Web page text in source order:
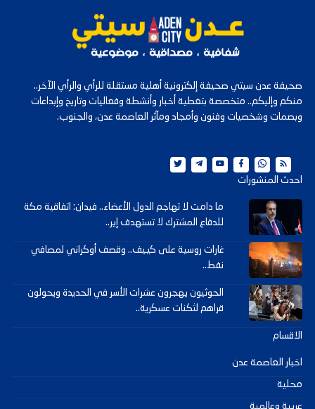
صحيفة عدن سيتي صحيفة إلكترونية أهلية مستقلة للرأي والرأي الآخر..
منكم وإليكم.. متخصصة بتغطية أخبار وأنشطة وفعاليات وتاريخ وإبداعات
وبصمات وشخصيات وفنون وأمجاد ومآثر العاصمة عدن، والجنوب.
احدث المنشورات
ما دامت لا تهاجم الدول الأعضاء.. فيدان: اتفاقية مكة
للدفاع المشترك لا تستهدف إير..
غارات روسية على كييف.. وقصف أوكراني لمصافي
نفط..
الحوثيون يهجرون عشرات الأسر في الحديدة ويحولون
قراهم لثكنات عسكرية..
الاقسام
اخبار العاصمة عدن
محلية
عربية وعالمية